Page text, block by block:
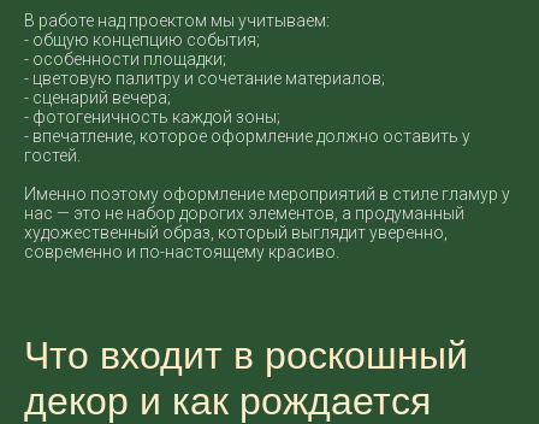
В работе над проектом мы учитываем:
- общую концепцию события;
- особенности площадки;
- цветовую палитру и сочетание материалов;
- сценарий вечера;
- фотогеничность каждой зоны;
- впечатление, которое оформление должно оставить у
гостей.
Именно поэтому оформление мероприятий в стиле гламур у
нас — это не набор дорогих элементов, а продуманный
художественный образ, который выглядит уверенно,
современно и по-настоящему красиво.
Что входит в роскошный
декор и как рождается